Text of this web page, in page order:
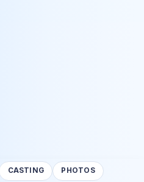
CASTING PHOTOS